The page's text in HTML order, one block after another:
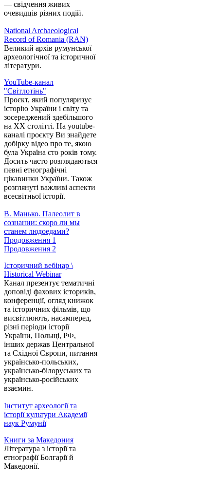
— свідчення живих
очевидців різних подій.
National Archaeological
Record of Romania (RAN)
Великий архів румунської
археологічної та історичної
літератури.
YouTube-канал
"Світлотінь"
Проєкт, який популяризує
історію України і світу та
зосереджений здебільшого
на XX столітті. На youtube-
каналі проєкту Ви знайдете
добірку відео про те, якою
була Україна сто років тому.
Досить часто розглядаються
певні етнографічні
цікавинки України. Також
розглянуті важливі аспекти
всесвітньої історії.
В. Манько. Палеолит в
сознании: скоро ли мы
станем людоедами?
Продовження 1
Продовження 2
Історичний вебінар \
Historical Webinar
Канал презентує тематичні
доповіді фахових істориків,
конференції, огляд книжок
та історичних фільмів, що
висвітлюють, насамперед,
різні періоди історії
України, Польщі, РФ,
інших держав Центральної
та Східної Європи, питання
українсько-польських,
українсько-білоруських та
українсько-російських
взаємин.
Інститут археології та
історії культури Академії
наук Румунії
Книги за Македония
Література з історії та
етнографії Болгарії й
Македонії.